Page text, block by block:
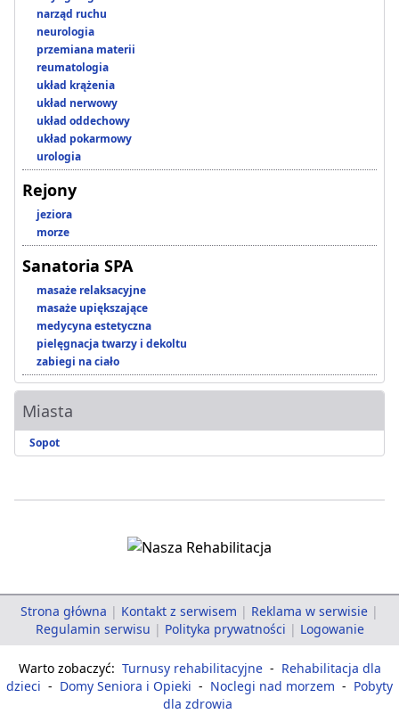
narząd ruchu
neurologia
przemiana materii
reumatologia
układ krążenia
układ nerwowy
układ oddechowy
układ pokarmowy
urologia
Rejony
jeziora
morze
Sanatoria SPA
masaże relaksacyjne
masaże upiększające
medycyna estetyczna
pielęgnacja twarzy i dekoltu
zabiegi na ciało
Miasta
Sopot
Strona główna | Kontakt z serwisem | Reklama w serwisie |
Regulamin serwisu | Polityka prywatności | Logowanie
Warto zobaczyć: Turnusy rehabilitacyjne - Rehabilitacja dla
dzieci - Domy Seniora i Opieki - Noclegi nad morzem - Pobyty
dla zdrowia